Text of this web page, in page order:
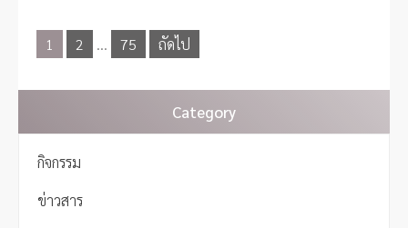
แ
น
แ
ว
รื่
อ
ง
1 2 … 75 ถัดไป
Category
กิจกรรม
ข่าวสาร